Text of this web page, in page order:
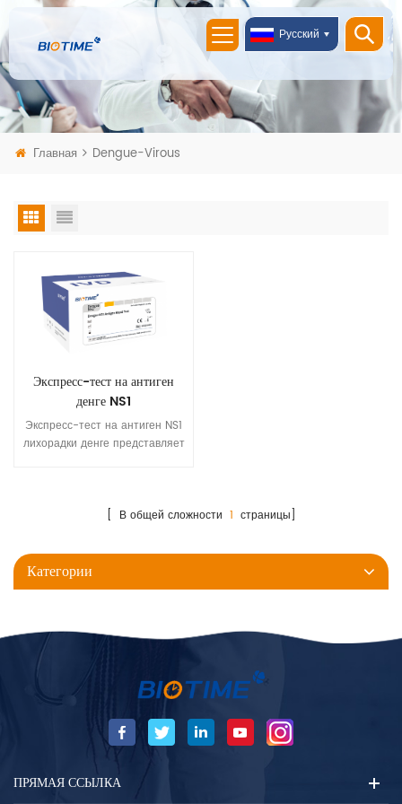
Русский
Главная Dengue-Virous
Экспресс-тест на антиген
денге NS1
Экспресс-тест на антиген NS1
лихорадки денге представляет
антигена NS1 вируса денге в
цельной крови человека. Он
предназначен для
использования
предоставляет
предварительный результат
теста, помогающий в
диагностике заражения
вирусом денге. Только для
профессионального
использования в диагностике
[ В общей сложности 1 страницы]
Категории
ПРЯМАЯ ССЫЛКА